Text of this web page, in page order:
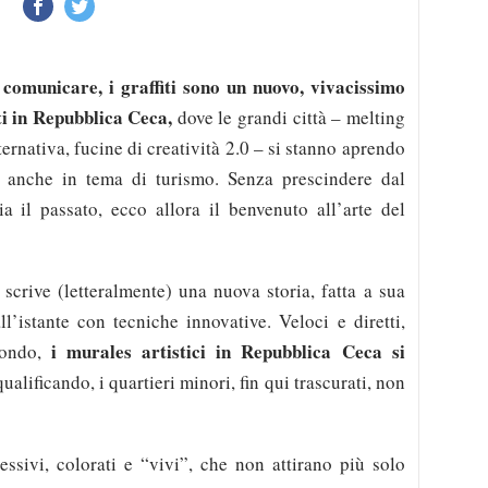
i graffiti sono un nuovo, vivacissimo
in Repubblica Ceca, dove le grandi città – melting
fucine di creatività 2.0 – si stanno aprendo
in tema di turismo. Senza prescindere dal
il passato, ecco allora il benvenuto all’arte del
(letteralmente) una nuova storia, fatta a sua
con tecniche innovative. Veloci e diretti,
i murales artistici in Repubblica Ceca si
i quartieri minori, fin qui trascurati, non
colorati e “vivi”, che non attirano più solo